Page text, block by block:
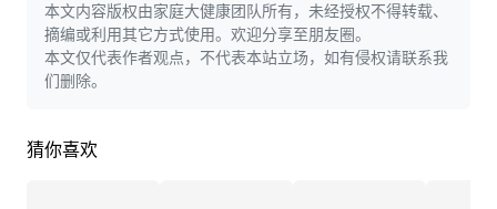
本文内容版权由家庭大健康团队所有，未经授权不得转载、
摘编或利用其它方式使用。欢迎分享至朋友圈。
本文仅代表作者观点，不代表本站立场，如有侵权请联系我
们删除。
猜你喜欢